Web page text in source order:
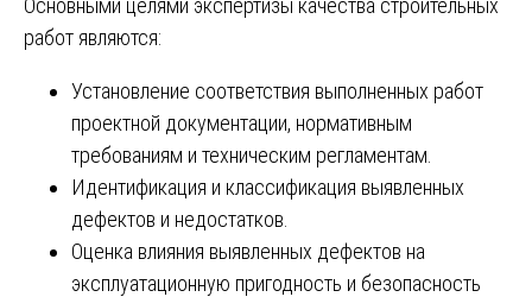
работ являются:
Установление соответствия выполненных работ
проектной документации, нормативным
требованиям и техническим регламентам.
Идентификация и классификация выявленных
дефектов и недостатков.
Оценка влияния выявленных дефектов на
эксплуатационную пригодность и безопасность